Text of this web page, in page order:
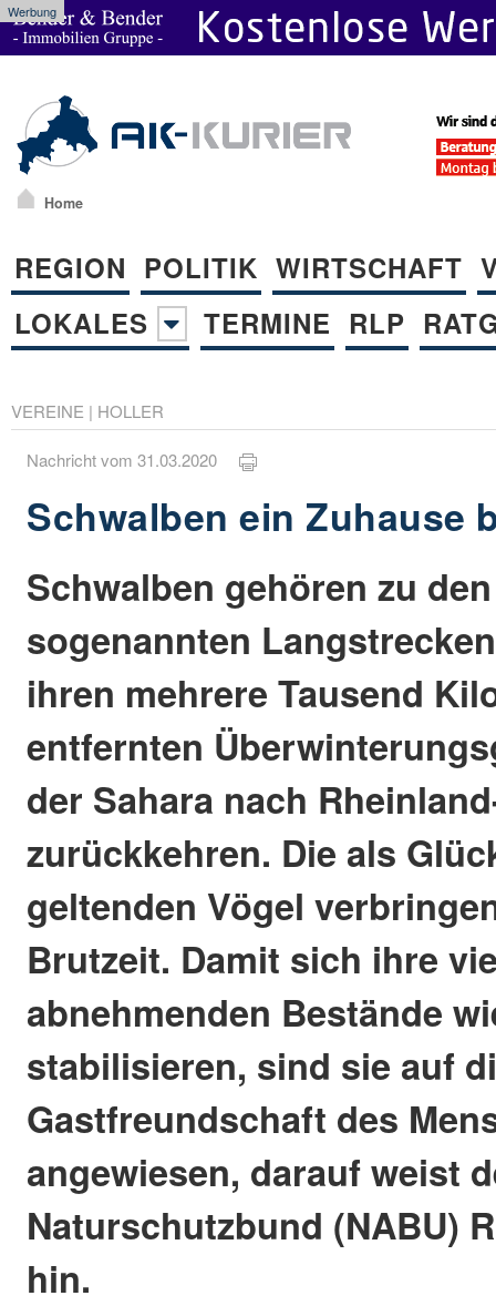
Werbung
Home
REGION POLITIK WIRTSCHAFT
LOKALES
TERMINE RLP
VEREINE | HOLLER
Nachricht vom 31.03.2020
Schwalben ein Zuhause
Schwalben gehören zu
sogenannten
ihren mehrere Tausend
entfernten
der Sahara nach
zurückkehren. Die als
geltenden Vögel
Brutzeit. Damit sich ihre
abnehmenden Bestände
stabilisieren, sind sie auf
Gastfreundschaft des
angewiesen, darauf weist
Naturschutzbund (NABU)
hin.